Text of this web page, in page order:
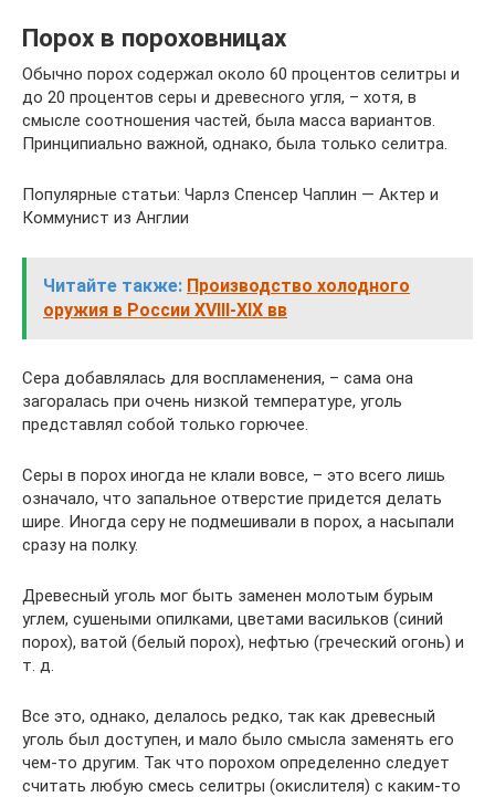
Порох в пороховницах
Обычно порох содержал около 60 процентов селитры и
до 20 процентов серы и древесного угля, – хотя, в
смысле соотношения частей, была масса вариантов.
Принципиально важной, однако, была только селитра.
Популярные статьи: Чарлз Спенсер Чаплин — Актер и
Коммунист из Англии
Читайте также: Производство холодного
оружия в России XVIII-XIX вв
Сера добавлялась для воспламенения, – сама она
загоралась при очень низкой температуре, уголь
представлял собой только горючее.
Серы в порох иногда не клали вовсе, – это всего лишь
означало, что запальное отверстие придется делать
шире. Иногда серу не подмешивали в порох, а насыпали
сразу на полку.
Древесный уголь мог быть заменен молотым бурым
углем, сушеными опилками, цветами васильков (синий
порох), ватой (белый порох), нефтью (греческий огонь) и
т. д.
Все это, однако, делалось редко, так как древесный
уголь был доступен, и мало было смысла заменять его
чем-то другим. Так что порохом определенно следует
считать любую смесь селитры (окислителя) с каким-то